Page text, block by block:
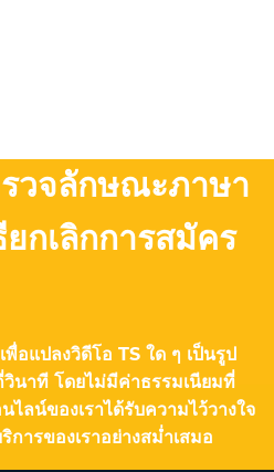
วจลักษณะภาษา
กเลิกการสมัคร
พื่อแปลงวิดีโอ TS ใด ๆ เป็นรูป
นาที โดยไม่มีค่าธรรมเนียมที่
ไลน์ของเราได้รับความไว้วางใจ
ารของเราอย่างสม่ำเสมอ